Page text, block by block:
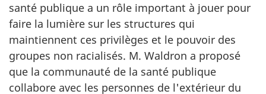
santé publique a un rôle important à jouer pour
faire la lumière sur les structures qui
maintiennent ces privilèges et le pouvoir des
groupes non racialisés. M. Waldron a proposé
que la communauté de la santé publique
collabore avec les personnes de l'extérieur du